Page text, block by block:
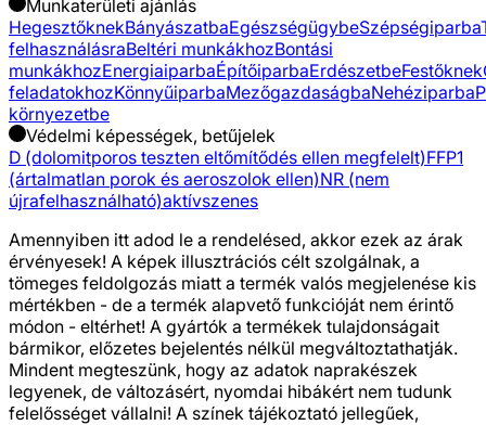
Munkaterületi ajánlás
HegesztőknekBányászatbaEgészségügybeSzépségiparba
felhasználásraBeltéri munkákhozBontási
munkákhozEnergiaiparbaÉpítőiparbaErdészetbeFestőknek
feladatokhozKönnyűiparbaMezőgazdaságbaNehéziparba
környezetbe
Védelmi képességek, betűjelek
D (dolomitporos teszten eltőmítődés ellen megfelelt)FFP1
(ártalmatlan porok és aeroszolok ellen)NR (nem
újrafelhasználható)aktívszenes
Amennyiben itt adod le a rendelésed, akkor ezek az árak
érvényesek! A képek illusztrációs célt szolgálnak, a
tömeges feldolgozás miatt a termék valós megjelenése kis
mértékben - de a termék alapvető funkcióját nem érintő
módon - eltérhet! A gyártók a termékek tulajdonságait
bármikor, előzetes bejelentés nélkül megváltoztathatják.
Mindent megteszünk, hogy az adatok naprakészek
legyenek, de változásért, nyomdai hibákért nem tudunk
felelősséget vállalni! A színek tájékoztató jellegűek,